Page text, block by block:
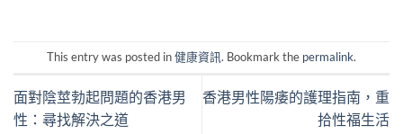
This entry was posted in健康資訊. Bookmark the permalink.
面對陰莖勃起問題的香港男
性：尋找解決之道
香港男性陽痿的護理指南，重
拾性福生活